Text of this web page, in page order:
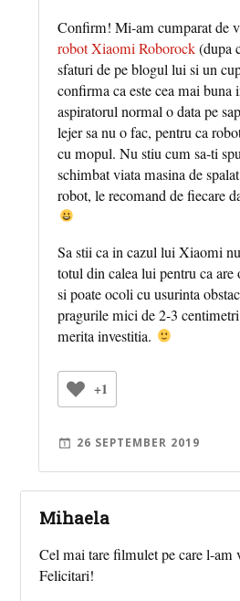
Confirm! Mi-am cumparat de
robot Xiaomi Roborock(dupa
sfaturi de pe blogul lui si un
confirma ca este cea mai buna
aspiratorul normal o data pe
lejer sa nu o fac, pentru ca
cu mopul. Nu stiu cum sa-ti
schimbat viata masina de
robot, le recomand de fiecare
Sa stii ca in cazul lui Xiaomi
totul din calea lui pentru ca
si poate ocoli cu usurinta
pragurile mici de 2-3
merita investitia.
+1
26 SEPTEMBER 2019
Mihaela
Cel mai tare filmulet pe care l-am
Felicitari!